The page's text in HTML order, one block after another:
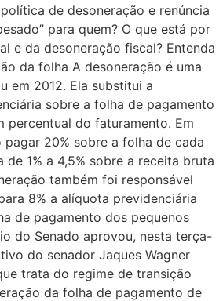
de desoneração e renúncia
para quem? O que está por
e da desoneração fiscal? Entenda
da folha A desoneração é uma
em 2012. Ela substitui a
sobre a folha de pagamento
percentual do faturamento. Em
20% sobre a folha de cada
de 1% a 4,5% sobre a receita bruta
também foi responsável
8% a alíquota previdenciária
de pagamento dos pequenos
do Senado aprovou, nesta terça-
do senador Jaques Wagner
trata do regime de transição
da folha de pagamento de